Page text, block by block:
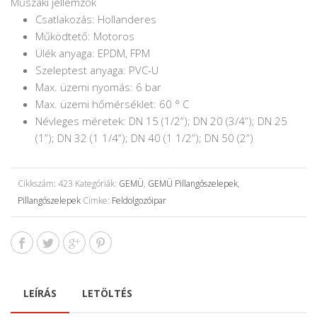
Csatlakozás: Hollanderes
Működtető: Motoros
Ülék anyaga: EPDM, FPM
Szeleptest anyaga: PVC-U
Max. üzemi nyomás: 6 bar
Max. üzemi hőmérséklet: 60 ° C
Névleges méretek: DN 15 (1/2”); DN 20 (3/4”); DN 25
(1”); DN 32 (1 1/4”); DN 40 (1 1/2”); DN 50 (2”)
Cikkszám: 423 Kategóriák: GEMÜ, GEMÜ Pillangószelepek,
Pillangószelepek Címke: Feldolgozóipar
LEÍRÁS LETÖLTÉS